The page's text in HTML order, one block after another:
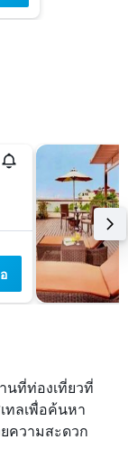
ที่ท่องเที่ยวที่
ทลเพื่อค้นหา
ความสะดวก